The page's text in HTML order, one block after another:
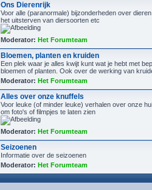
Ons Dierenrijk
Voor alle (paranormale) bijzonderheden over
het uitsterven van diersoorten etc
Moderator: Het Forumteam
Bloemen, planten en kruiden
Een plek waar je alles kwijt kunt wat je hebt met
bloemen of planten. Ook over de werking van
Moderator: Het Forumteam
Alles over onze knuffels
Voor leuke (of minder leuke) verhalen over onze
om foto's of filmpjes te laten zien
Moderator: Het Forumteam
Seizoenen
Informatie over de seizoenen
Moderator: Het Forumteam